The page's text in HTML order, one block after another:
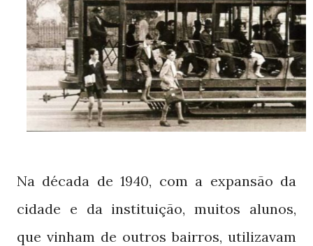
Na década de1940, com a expansão da
cidade e da instituição, muitos alunos,
que vinham de outros bairros, utilizavam